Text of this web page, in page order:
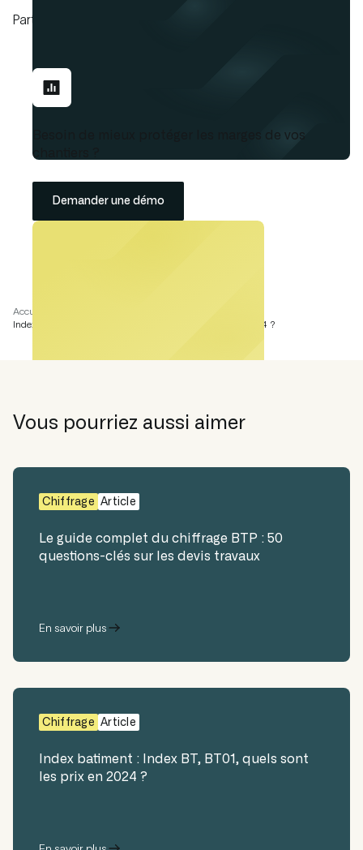
Partager cet article sur
Besoin de mieux protéger les marges de vos
chantiers ?
Demander une démo
Accueil
Index batiment : Index BT, BT01, quels sont les prix en 2024 ?
Vous pourriez aussi aimer
Chiffrage Article
Le guide complet du chiffrage BTP : 50
questions-clés sur les devis travaux
En savoir plus
Chiffrage Article
Index batiment : Index BT, BT01, quels sont
les prix en 2024 ?